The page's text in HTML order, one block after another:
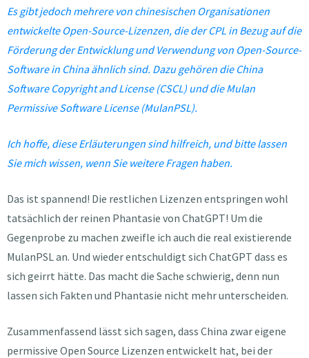
Es gibt jedoch mehrere von chinesischen Organisationen
entwickelte Open-Source-Lizenzen, die der CPL in Bezug auf die
Förderung der Entwicklung und Verwendung von Open-Source-
Software in China ähnlich sind. Dazu gehören die China
Software Copyright and License (CSCL) und die Mulan
Permissive Software License (MulanPSL).
Ich hoffe, diese Erläuterungen sind hilfreich, und bitte lassen
Sie mich wissen, wenn Sie weitere Fragen haben.
Das ist spannend! Die restlichen Lizenzen entspringen wohl
tatsächlich der reinen Phantasie von ChatGPT! Um die
Gegenprobe zu machen zweifle ich auch die real existierende
MulanPSL an. Und wieder entschuldigt sich ChatGPT dass es
sich geirrt hätte. Das macht die Sache schwierig, denn nun
lassen sich Fakten und Phantasie nicht mehr unterscheiden.
Zusammenfassend lässt sich sagen, dass China zwar eigene
permissive Open Source Lizenzen entwickelt hat, bei der